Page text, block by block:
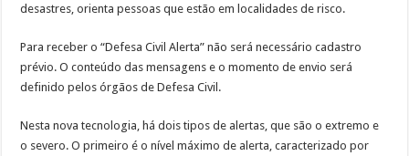
desastres, orienta pessoas que estão em localidades de risco.
Para receber o “Defesa Civil Alerta” não será necessário cadastro
prévio. O conteúdo das mensagens e o momento de envio será
definido pelos órgãos de Defesa Civil.
Nesta nova tecnologia, há dois tipos de alertas, que são o extremo e
o severo. O primeiro é o nível máximo de alerta, caracterizado por